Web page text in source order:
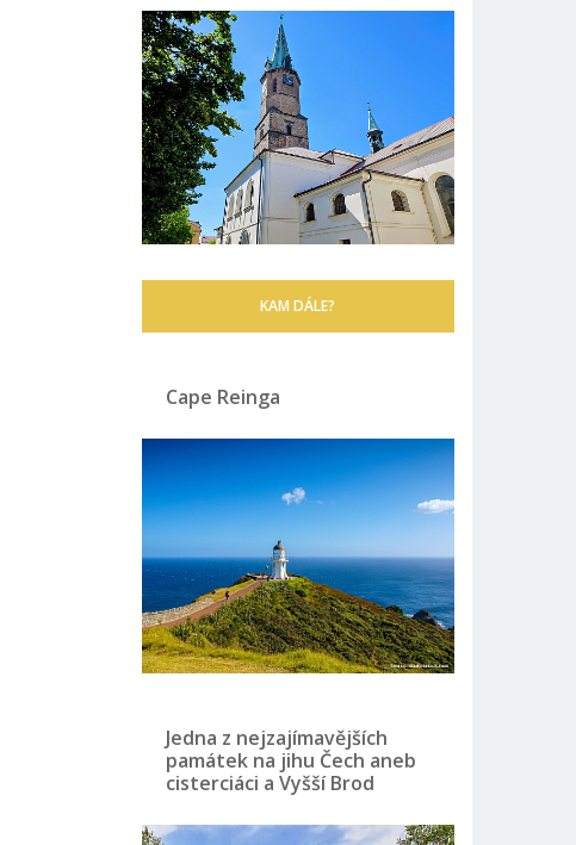
KAM DÁLE?
Cape Reinga
Jedna z nejzajímavějších
památek na jihu Čech aneb
cisterciáci a Vyšší Brod